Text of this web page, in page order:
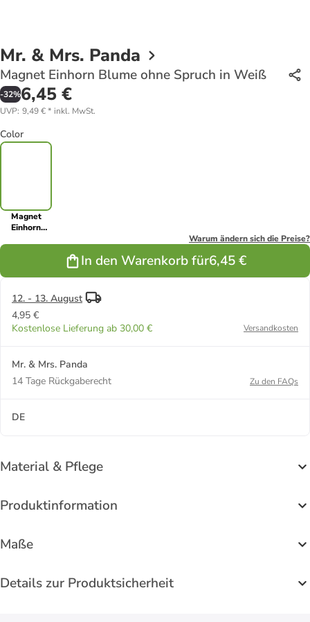
Mr. & Mrs. Panda
Magnet Einhorn Blume ohne Spruch in Weiß
-32%6,45 €
UVP: 9,49 €* inkl. MwSt.
Color
Magnet
Einhorn
Warum ändern sich die Preise?
In den Warenkorb für6,45 €
12. - 13. August
4,95 €
Kostenlose Lieferung ab 30,00 €
Versandkosten
Mr. & Mrs. Panda
14 Tage Rückgaberecht
Zu den FAQs
DE
Material & Pflege
Produktinformation
Maße
Details zur Produktsicherheit